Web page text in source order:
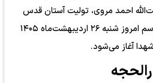
احمد مروی، تولیت آستان قدس
رضوی برگزار می‌گردد. این مراسم امروز شنبه ۲۶ اردیبهشت‌ماه ۱۴۰۵